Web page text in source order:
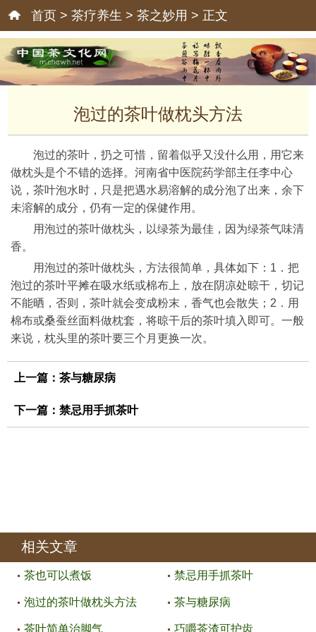
首页 > 茶疗养生 > 茶之妙用 > 正文
泡过的茶叶做枕头方法
泡过的茶叶，扔之可惜，留着似乎又没什么用，用它来
做枕头是个不错的选择。河南省中医院药学部主任李中心
说，茶叶泡水时，只是把遇水易溶解的成分泡了出来，余下
未溶解的成分，仍有一定的保健作用。
用泡过的茶叶做枕头，以绿茶为最佳，因为绿茶气味清
香。
用泡过的茶叶做枕头，方法很简单，具体如下：1．把
泡过的茶叶平摊在吸水纸或棉布上，放在阴凉处晾干，切记
不能晒，否则，茶叶就会变成粉末，香气也会散失；2．用
棉布或桑蚕丝面料做枕套，将晾干后的茶叶填入即可。一般
来说，枕头里的茶叶要三个月更换一次。
上一篇： 茶与糖尿病
下一篇： 禁忌用手抓茶叶
相关文章
茶也可以煮饭 禁忌用手抓茶叶
泡过的茶叶做枕头方法 茶与糖尿病
茶叶简单治脚气 巧嚼茶渣可护齿